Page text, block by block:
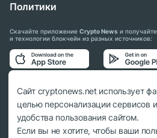
Политики
Скачайте приложение Crypto News и
и технологии блокчейн из разных источников:
Подписывайтесь на нас в социальных сетях:
Сайт cryptonews.net использует
целью персонализации сервисов
удобства пользования сайтом.
Если вы не хотите, чтобы ваши